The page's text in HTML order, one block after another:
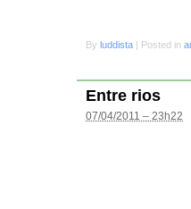
By luddista | Posted in
Entre rios
07/04/2011 – 23h22